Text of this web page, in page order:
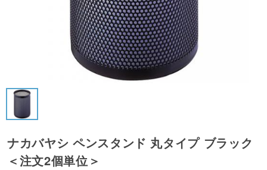
ナカバヤシ ペンスタンド 丸タイプ ブラック
＜注文2個単位＞